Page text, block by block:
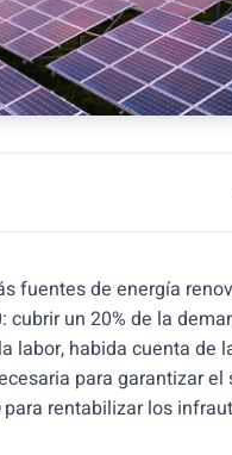
fuentes de energía
un 20% de la
labor, habida cuenta de
para garantizar
para rentabilizar los